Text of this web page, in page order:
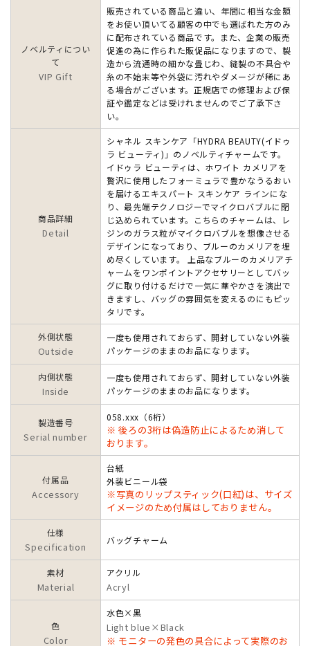
ノベルティについ
て
VIP Gift
販売されている商品と違い、年間に相当な金額
をお使い頂いてる顧客の中でも選ばれた方のみ
に配布されている商品です。また、企業の販売
促進の為に作られた販促品になりますので、製
造から流通時の細かな畳じわ、縫製の不具合や
糸の不始末等や外袋に汚れやダメージが稀にあ
る場合がございます。正規店での修理および保
証や鑑定などは受けれませんのでご了承下さ
い。
商品詳細
Detail
シャネル スキンケア「HYDRA BEAUTY(イドゥ
ラ ビューティ)」のノベルティチャームです。
イドゥラ ビューティは、ホワイト カメリアを
贅沢に使用したフォーミュラで豊かなうるおい
を届けるエキスパート スキンケア ラインにな
り、最先端テクノロジーでマイクロバブルに閉
じ込められています。こちらのチャームは、レ
ジンのガラス粒がマイクロバブルを想像させる
デザインになっており、ブルーのカメリアを埋
め尽くしています。 上品なブルーのカメリアチ
ャームをワンポイントアクセサリーとしてバッ
グに取り付けるだけで一気に華やかさを演出で
きますし、バッグの雰囲気を変えるのにもピッ
タリです。
外側状態
Outside
一度も使用されておらず、開封していない外装
パッケージのままのお品になります。
内側状態
Inside
一度も使用されておらず、開封していない外装
パッケージのままのお品になります。
製造番号
Serial number
058.xxx（6桁）
※ 後ろの3桁は偽造防止によるため消して
おります。
付属品
Accessory
台紙
外装ビニール袋
※写真のリップスティック(口紅)は、サイズ
イメージのため付属はしておりません。
仕様
Specification
バッグチャーム
素材
Material
アクリル
Acryl
色
Color
水色×黒
Light blue×Black
※ モニターの発色の具合によって実際のお